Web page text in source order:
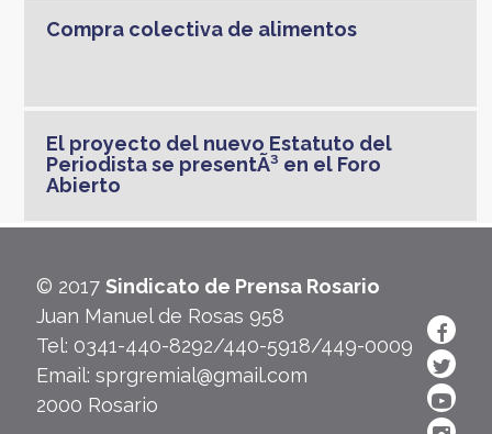
Compra colectiva de alimentos
El proyecto del nuevo Estatuto del
Periodista se presentÃ³ en el Foro
Abierto
© 2017 Sindicato de Prensa Rosario
Juan Manuel de Rosas 958
Tel: 0341-440-8292/440-5918/449-0009
Email: sprgremial@gmail.com
2000 Rosario